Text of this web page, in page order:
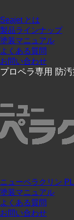
Seajet とは
製品ラインナップ
塗装マニュアル
よくある質問
お問い合わせ
プロペラ専用 防
ニューペラクリン
塗装マニュアル
よくある質問
お問い合わせ